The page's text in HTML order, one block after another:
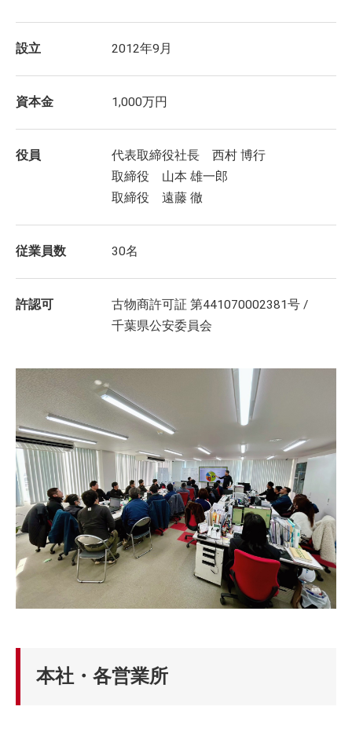
設立 2012年9月
資本金 1,000万円
役員
代表取締役社長 西村 博行
取締役 山本 雄一郎
取締役 遠藤 徹
従業員数 30名
許認可
古物商許可証 第441070002381号 /
千葉県公安委員会
本社・各営業所